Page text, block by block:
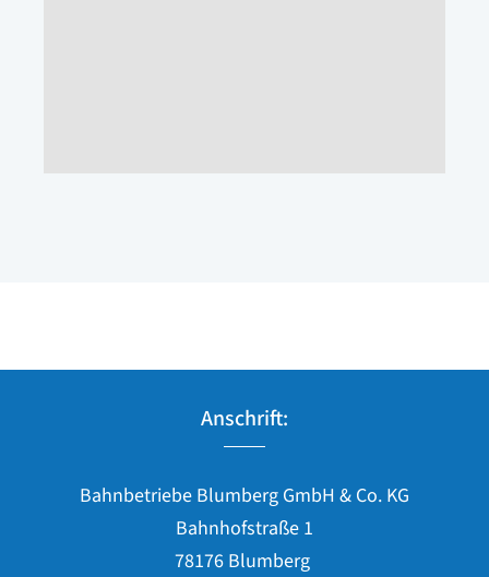
Anschrift:
Bahnbetriebe Blumberg GmbH & Co. KG
Bahnhofstraße 1
78176 Blumberg